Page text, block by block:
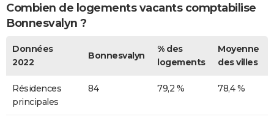
Combien de logements vacants comptabilise
Bonnesvalyn ?
Données
2022
Bonnesvalyn
% des
logements
Moyenne
des villes
Résidences
principales
84 79,2 % 78,4 %